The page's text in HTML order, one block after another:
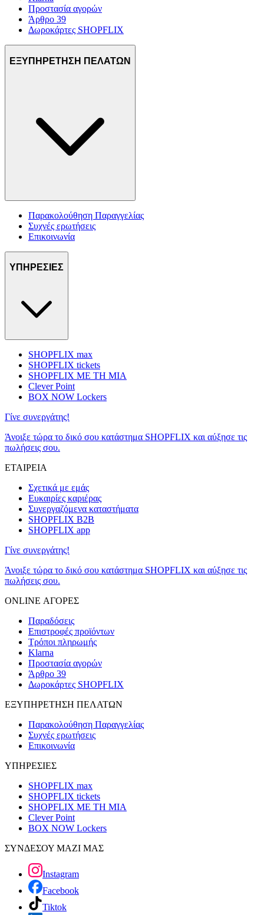
Προστασία αγορών
Άρθρο 39
Δωροκάρτες SHOPFLIX
ΕΞΥΠΗΡΕΤΗΣΗ ΠΕΛΑΤΩΝ
Παρακολούθηση Παραγγελίας
Συχνές ερωτήσεις
Επικοινωνία
ΥΠΗΡΕΣΙΕΣ
SHOPFLIX max
SHOPFLIX tickets
SHOPFLIX ΜΕ ΤΗ ΜΙΑ
Clever Point
BOX NOW Lockers
Γίνε συνεργάτης!
Άνοιξε τώρα το δικό σου κατάστημα SHOPFLIX και αύξησε τις
πωλήσεις σου.
ΕΤΑΙΡΕΙΑ
Σχετικά με εμάς
Ευκαιρίες καριέρας
Συνεργαζόμενα καταστήματα
SHOPFLIX B2B
SHOPFLIX app
Γίνε συνεργάτης!
Άνοιξε τώρα το δικό σου κατάστημα SHOPFLIX και αύξησε τις
πωλήσεις σου.
ONLINE ΑΓΟΡΕΣ
Παραδόσεις
Επιστροφές προϊόντων
Τρόποι πληρωμής
Klarna
Προστασία αγορών
Άρθρο 39
Δωροκάρτες SHOPFLIX
ΕΞΥΠΗΡΕΤΗΣΗ ΠΕΛΑΤΩΝ
Παρακολούθηση Παραγγελίας
Συχνές ερωτήσεις
Επικοινωνία
ΥΠΗΡΕΣΙΕΣ
SHOPFLIX max
SHOPFLIX tickets
SHOPFLIX ΜΕ ΤΗ ΜΙΑ
Clever Point
BOX NOW Lockers
ΣΥΝΔΕΣΟΥ ΜΑΖΙ ΜΑΣ
Instagram
Facebook
Tiktok